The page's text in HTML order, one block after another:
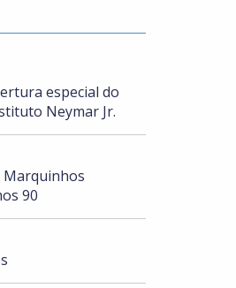
especial do
Neymar Jr.
Marquinhos
90